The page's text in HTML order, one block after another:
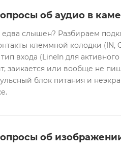
об аудио в
едва слышен? Разбираем
клеммной колодки (IN,
входа (LineIn для
заикается или вообще не
блок питания и
об